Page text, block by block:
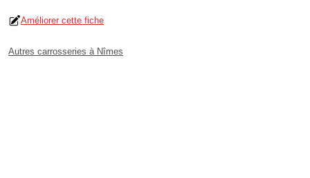
Améliorer cette fiche
Autres carrosseries à Nîmes